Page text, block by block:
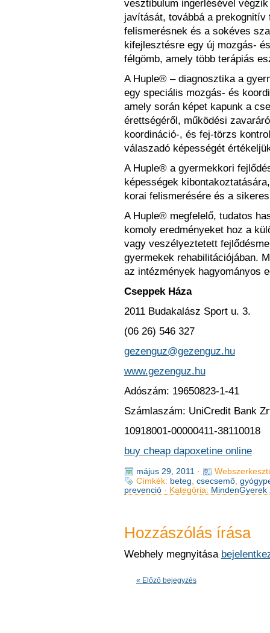
vesztibulum ingerlésével
javítását, továbbá a
felismerésnek és a sokéves
kifejlesztésre egy új mozgás-
félgömb, amely több terápiás
A Huple® – diagnosztika a
egy speciális mozgás- és
amely során képet kapunk a
érettségéről, működési
koordináció-, és fej-törzs
válaszadó képességét
A Huple® a gyermekkori
képességek
korai felismerésére és a
A Huple® megfelelő, tudatos
komoly eredményeket hoz a
vagy veszélyeztetett
gyermekek rehabilitációjában.
az intézmények hagyományos
Cseppek Háza
2011 Budakalász Sport u. 3.
(06 26) 546 327
gezenguz@gezenguz.hu
www.gezenguz.hu
Adószám: 19650823-1-41
Számlaszám: UniCredit Bank
10918001-00000411-38110018
buy cheap dapoxetine online
május 29, 2011 ·
Címkék: beteg csecsemő,
prevenció· Kategória: MindenGyerek
Hozzászólás írása
Webhely megnyitása
« Előző bejegyzés